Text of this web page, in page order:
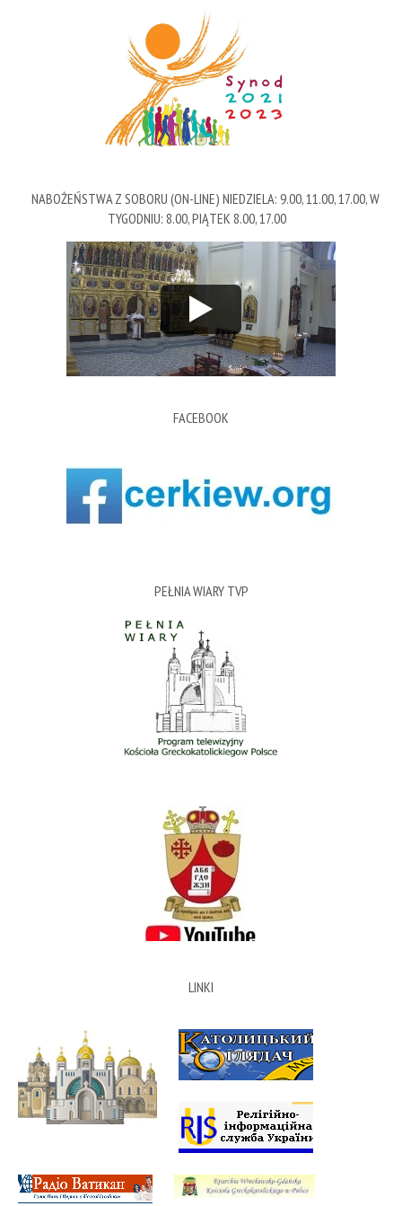
NABOŻEŃSTWA Z SOBORU (ON-LINE) NIEDZIELA: 9.00, 11.00, 17.00, W
TYGODNIU: 8.00, PIĄTEK 8.00, 17.00
FACEBOOK
PEŁNIA WIARY TVP
LINKI